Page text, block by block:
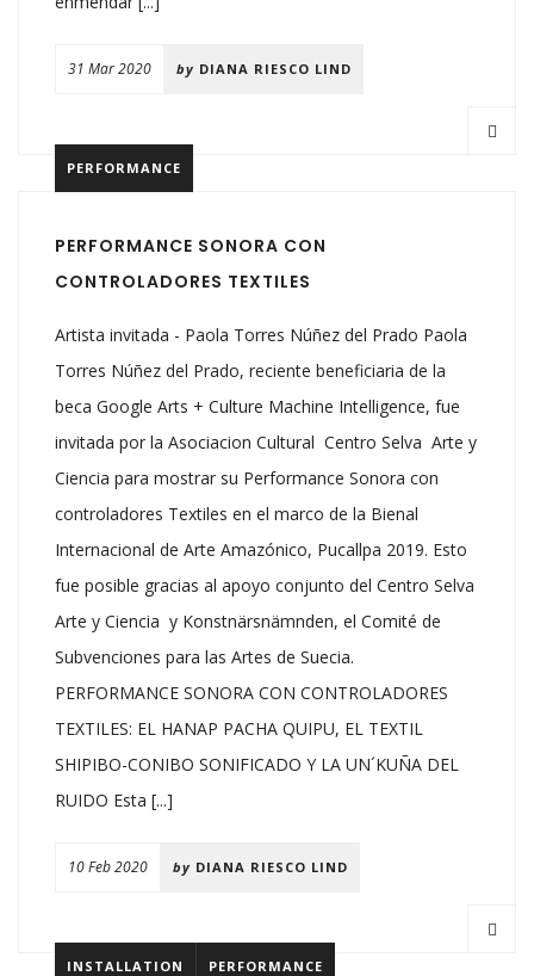
31 Mar 2020 by DIANA RIESCO LIND
PERFORMANCE
PERFORMANCE SONORA CON
CONTROLADORES TEXTILES
Artista invitada - Paola Torres Núñez del Prado Paola
Torres Núñez del Prado, reciente beneficiaria de la
beca Google Arts + Culture Machine Intelligence, fue
invitada por la Asociacion Cultural Centro Selva Arte y
Ciencia para mostrar su Performance Sonora con
controladores Textiles en el marco de la Bienal
Internacional de Arte Amazónico, Pucallpa 2019. Esto
fue posible gracias al apoyo conjunto del Centro Selva
Arte y Ciencia y Konstnärsnämnden, el Comité de
Subvenciones para las Artes de Suecia.
PERFORMANCE SONORA CON CONTROLADORES
TEXTILES: EL HANAP PACHA QUIPU, EL TEXTIL
SHIPIBO-CONIBO SONIFICADO Y LA UN´KUÑA DEL
RUIDO Esta [...]
10 Feb 2020 by DIANA RIESCO LIND
INSTALLATION PERFORMANCE